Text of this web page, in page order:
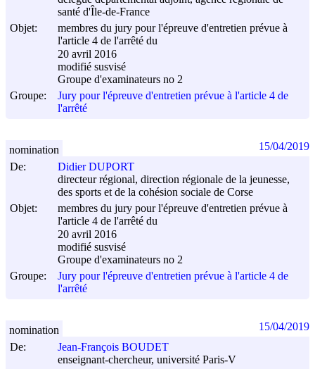
santé d'Île-de-France
Objet:
membres du jury pour l'épreuve d'entretien prévue à
l'article 4 de l'arrêté du
20 avril 2016
modifié susvisé
Groupe d'examinateurs no 2
Groupe:
Jury pour l'épreuve d'entretien prévue à l'article 4 de
l'arrêté
De:
Didier DUPORT
directeur régional, direction régionale de la jeunesse,
des sports et de la cohésion sociale de Corse
Objet:
membres du jury pour l'épreuve d'entretien prévue à
l'article 4 de l'arrêté du
20 avril 2016
modifié susvisé
Groupe d'examinateurs no 2
Groupe:
Jury pour l'épreuve d'entretien prévue à l'article 4 de
l'arrêté
nomination 15/04/2019
De:
Jean-François BOUDET
enseignant-chercheur, université Paris-V
nomination 15/04/2019